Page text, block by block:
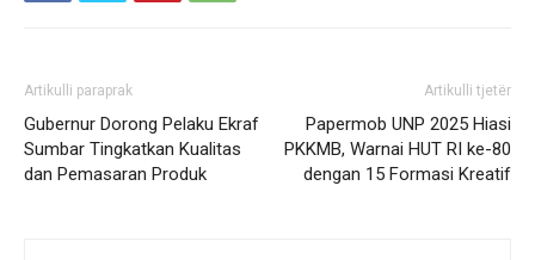
Artikulli paraprak
Gubernur Dorong Pelaku Ekraf
Sumbar Tingkatkan Kualitas
dan Pemasaran Produk
Artikulli tjetër
Papermob UNP 2025 Hiasi
PKKMB, Warnai HUT RI ke-80
dengan 15 Formasi Kreatif